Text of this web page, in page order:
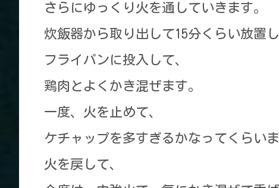
さらにゆっくり火を通していきます。
炊飯器から取り出して15分くらい放置し
フライパンに投入して、
鶏肉とよくかき混ぜます。
一度、火を止めて、
ケチャップを多すぎるかなってくらいま
火を戻して、